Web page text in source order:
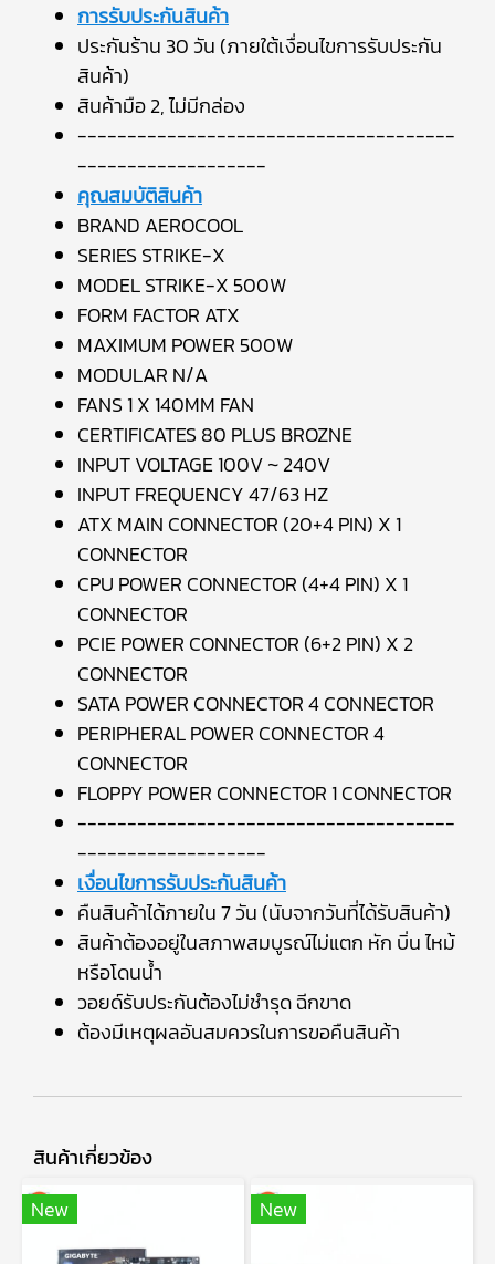
การรับประกันสินค้า
ประกันร้าน 30 วัน (ภายใต้เงื่อนไขการรับประกัน
สินค้า)
สินค้ามือ 2, ไม่มีกล่อง
--------------------------------------
-------------------
คุณสมบัติสินค้า
BRAND AEROCOOL
SERIES STRIKE-X
MODEL STRIKE-X 500W
FORM FACTOR ATX
MAXIMUM POWER 500W
MODULAR N/A
FANS 1 X 140MM FAN
CERTIFICATES 80 PLUS BROZNE
INPUT VOLTAGE 100V ~ 240V
INPUT FREQUENCY 47/63 HZ
ATX MAIN CONNECTOR (20+4 PIN) X 1
CONNECTOR
CPU POWER CONNECTOR (4+4 PIN) X 1
CONNECTOR
PCIE POWER CONNECTOR (6+2 PIN) X 2
CONNECTOR
SATA POWER CONNECTOR 4 CONNECTOR
PERIPHERAL POWER CONNECTOR 4
CONNECTOR
FLOPPY POWER CONNECTOR 1 CONNECTOR
--------------------------------------
-------------------
เงื่อนไขการรับประกันสินค้า
คืนสินค้าได้ภายใน 7 วัน (นับจากวันที่ได้รับสินค้า)
สินค้าต้องอยู่ในสภาพสมบูรณ์ไม่แตก หัก บิ่น ไหม้
หรือโดนน้ำ
วอยด์รับประกันต้องไม่ชำรุด ฉีกขาด
ต้องมีเหตุผลอันสมควรในการขอคืนสินค้า
สินค้าเกี่ยวข้อง
New
New